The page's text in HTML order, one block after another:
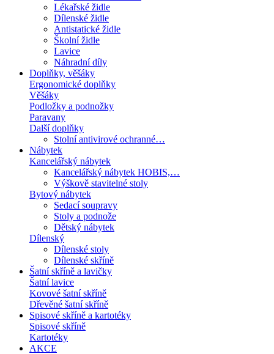
Lékařské židle
Dílenské židle
Antistatické židle
Školní židle
Lavice
Náhradní díly
Doplňky, věšáky
Ergonomické doplňky
Věšáky
Podložky a podnožky
Paravany
Další doplňky
Stolní antivirové ochranné…
Nábytek
Kancelářský nábytek
Kancelářský nábytek HOBIS,…
Výškově stavitelné stoly
Bytový nábytek
Sedací soupravy
Stoly a podnože
Dětský nábytek
Dílenský
Dílenské stoly
Dílenské skříně
Šatní skříně a lavičky
Šatní lavice
Kovové šatní skříně
Dřevěné šatní skříně
Spisové skříně a kartotéky
Spisové skříně
Kartotéky
AKCE